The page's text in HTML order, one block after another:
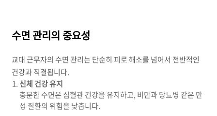
수면 관리의 중요성
교대 근무자의 수면 관리는 단순히 피로 해소를 넘어서 전반적인
건강과 직결됩니다.
신체 건강 유지
충분한 수면은 심혈관 건강을 유지하고, 비만과 당뇨병 같은 만
성 질환의 위험을 낮춥니다.